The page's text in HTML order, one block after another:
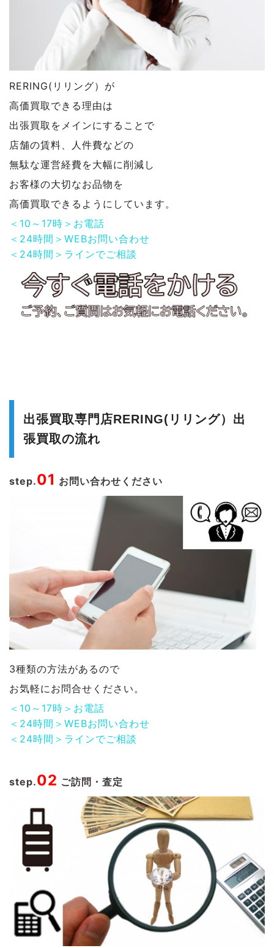
RERING(リリング）が
高価買取できる理由は
出張買取をメインにすることで
店舗の賃料、人件費などの
無駄な運営経費を大幅に削減し
お客様の大切なお品物を
高価買取できるようにしています。
＜10～17時＞お電話
＜24時間＞WEBお問い合わせ
＜24時間＞ラインでご相談
出張買取専門店RERING(リリング）出
張買取の流れ
step.01 お問い合わせください
3種類の方法があるので
お気軽にお問合せください。
＜10～17時＞お電話
＜24時間＞WEBお問い合わせ
＜24時間＞ラインでご相談
step.02 ご訪問・査定